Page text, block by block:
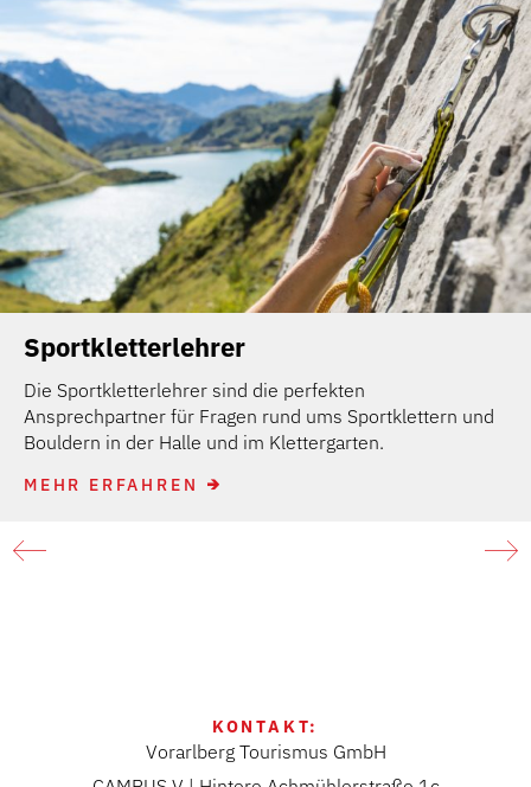
Sportkletterlehrer
Die Sportkletterlehrer sind die perfekten
Ansprechpartner für Fragen rund ums Sportklettern und
Bouldern in der Halle und im Klettergarten.
MEHR ERFAHREN
KONTAKT:
Vorarlberg Tourismus GmbH